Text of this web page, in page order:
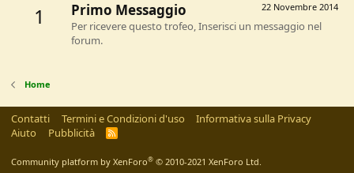
1 22 Novembre 2014
Primo Messaggio
Per ricevere questo trofeo, Inserisci un messaggio nel
forum.
Home
Contatti Termini e Condizioni d'uso
Informativa sulla Privacy
Aiuto
Pubblicità
R
Community platform by XenForo® © 2010-2021 XenForo Ltd.